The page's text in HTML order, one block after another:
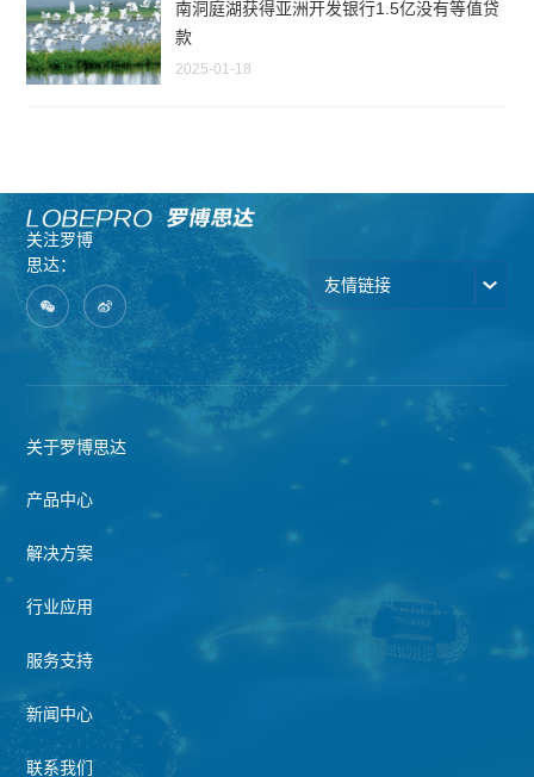
南洞庭湖获得亚洲开发银行1.5亿没有等值贷
款
2025-01-18
关注罗博
思达：
友情链接
关于罗博思达
产品中心
解决方案
行业应用
服务支持
新闻中心
联系我们